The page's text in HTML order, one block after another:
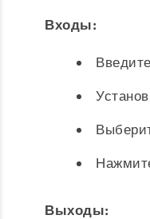
Входы:
Выходы: